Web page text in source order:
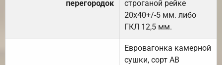
перегородок
строганой рейке
20х40+/-5 мм. либо
ГКЛ 12,5 мм.
Евровагонка камерной
сушки, сорт АВ